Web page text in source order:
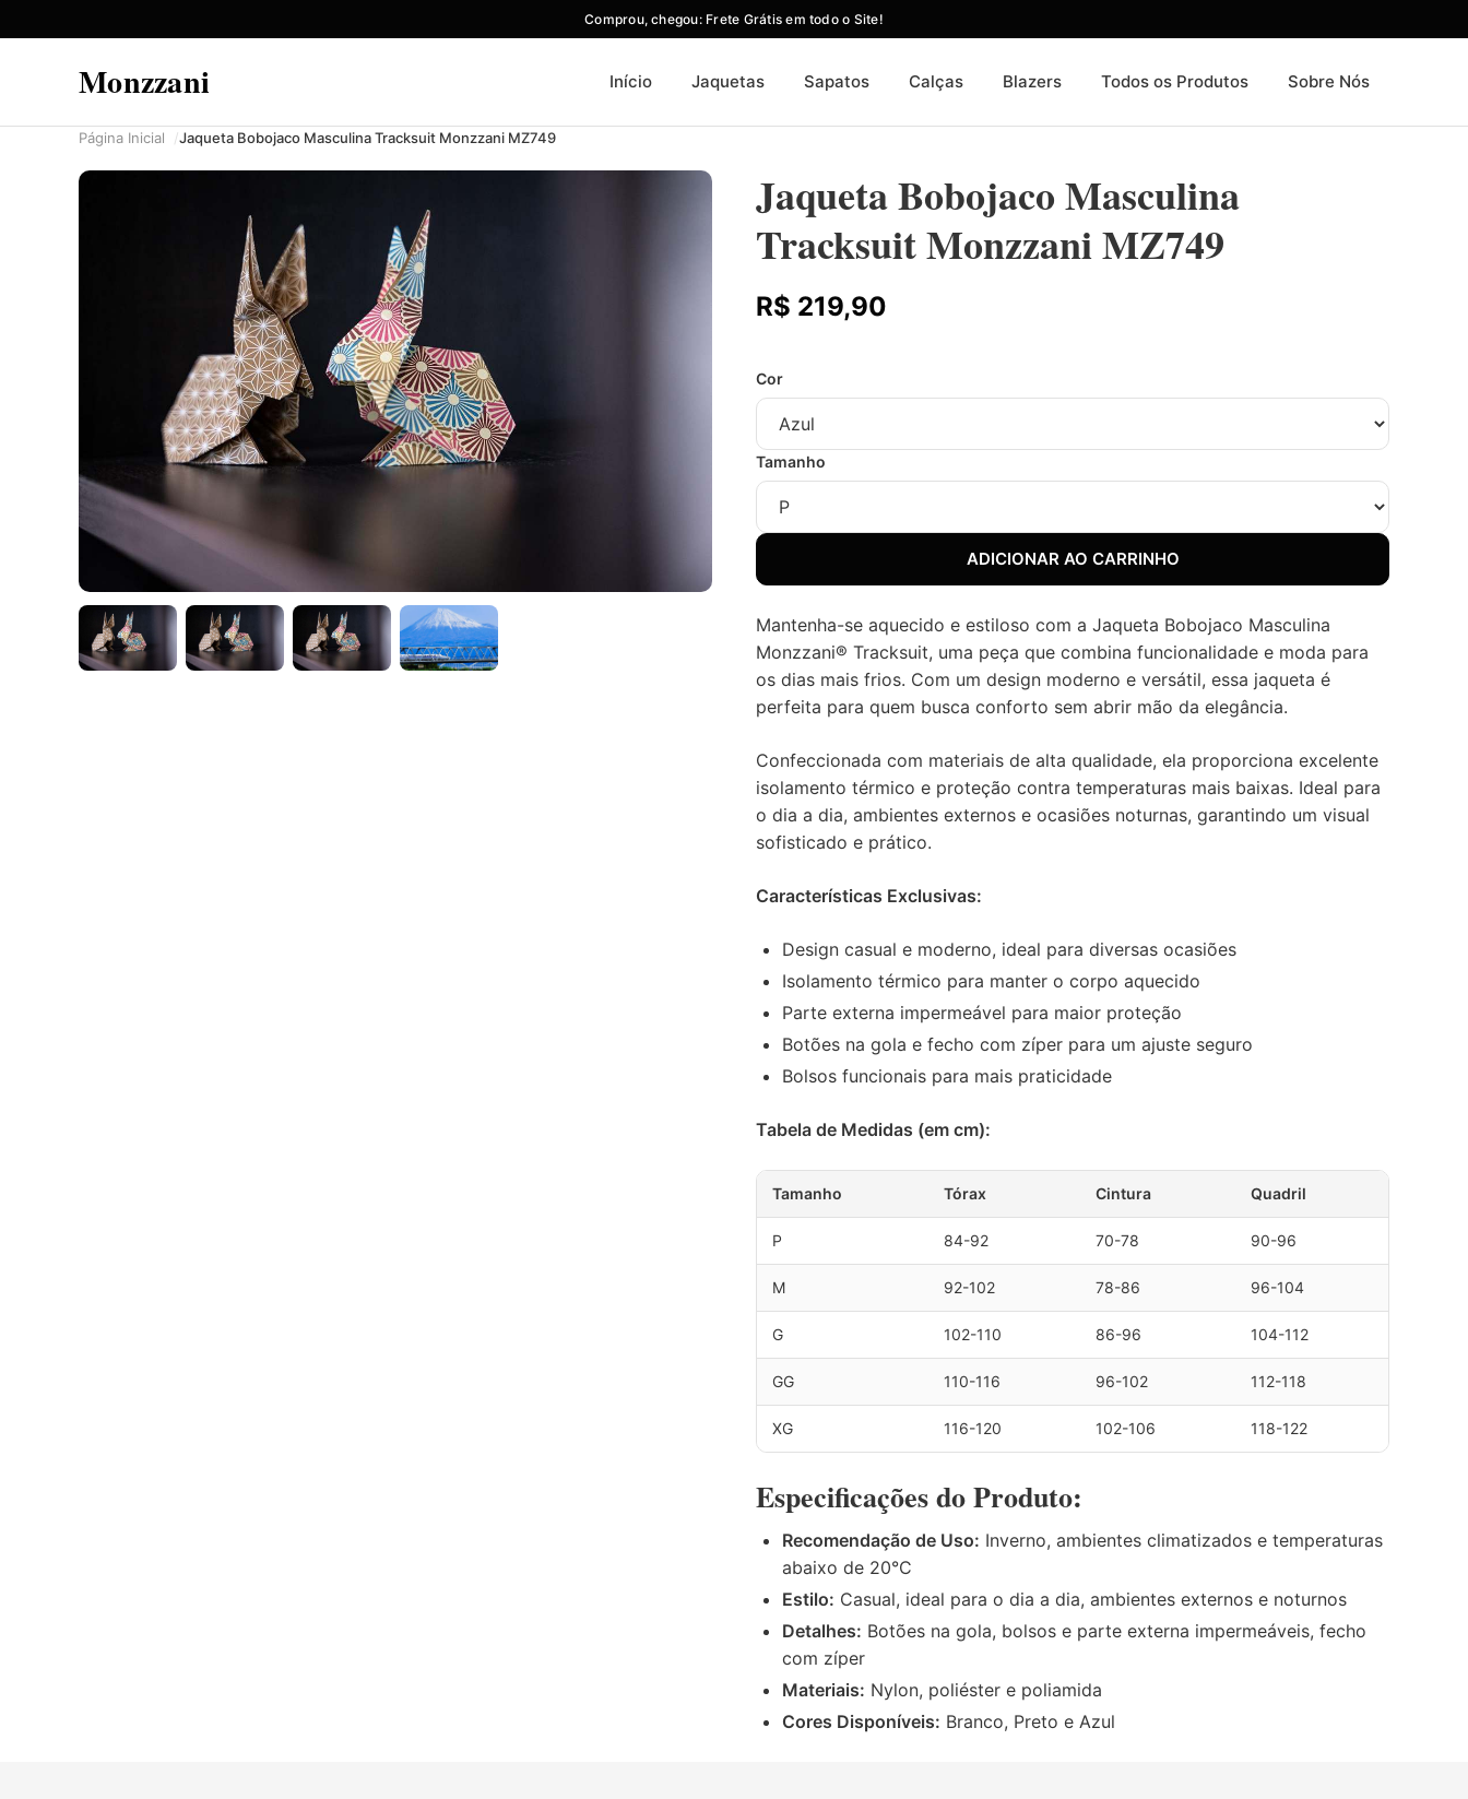
Comprou, chegou: Frete Grátis em todo o Site!
Monzzani Início Jaquetas Sapatos Calças Blazers Todos os Produtos Sobre Nós
Página Inicial Jaqueta Bobojaco Masculina Tracksuit Monzzani MZ749
Jaqueta Bobojaco Masculina
Tracksuit Monzzani MZ749
R$ 219,90
Cor
Tamanho
ADICIONAR AO CARRINHO
Mantenha-se aquecido e estiloso com a Jaqueta Bobojaco Masculina
Monzzani® Tracksuit, uma peça que combina funcionalidade e moda para
os dias mais frios. Com um design moderno e versátil, essa jaqueta é
perfeita para quem busca conforto sem abrir mão da elegância.
Confeccionada com materiais de alta qualidade, ela proporciona excelente
isolamento térmico e proteção contra temperaturas mais baixas. Ideal para
o dia a dia, ambientes externos e ocasiões noturnas, garantindo um visual
sofisticado e prático.
Características Exclusivas:
Design casual e moderno, ideal para diversas ocasiões
Isolamento térmico para manter o corpo aquecido
Parte externa impermeável para maior proteção
Botões na gola e fecho com zíper para um ajuste seguro
Bolsos funcionais para mais praticidade
Tabela de Medidas (em cm):
Tamanho Tórax Cintura Quadril
P 84-92 70-78 90-96
M 92-102 78-86 96-104
G 102-110 86-96 104-112
GG 110-116 96-102 112-118
XG 116-120 102-106 118-122
Especificações do Produto:
Recomendação de Uso: Inverno, ambientes climatizados e temperaturas
abaixo de 20°C
Estilo: Casual, ideal para o dia a dia, ambientes externos e noturnos
Detalhes: Botões na gola, bolsos e parte externa impermeáveis, fecho
com zíper
Materiais: Nylon, poliéster e poliamida
Cores Disponíveis: Branco, Preto e Azul